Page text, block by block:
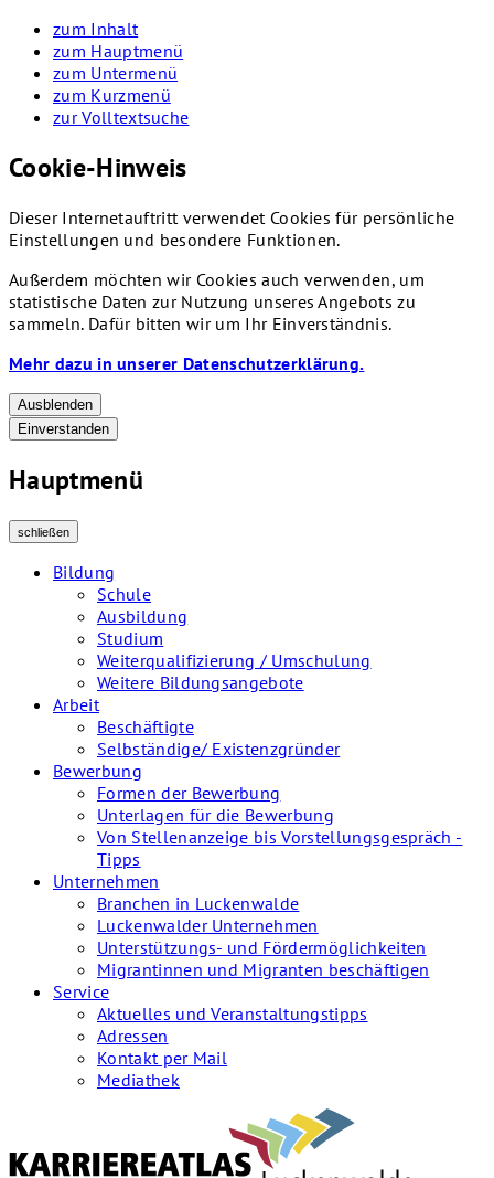
zum Inhalt
zum Hauptmenü
zum Untermenü
zum Kurzmenü
zur Volltextsuche
Cookie-Hinweis
Dieser Internetauftritt verwendet Cookies für persönliche
Einstellungen und besondere Funktionen.
Außerdem möchten wir Cookies auch verwenden, um
statistische Daten zur Nutzung unseres Angebots zu
sammeln. Dafür bitten wir um Ihr Einverständnis.
Mehr dazu in unserer Datenschutzerklärung.
Ausblenden
Einverstanden
Hauptmenü
schließen
Bildung
Schule
Ausbildung
Studium
Weiterqualifizierung / Umschulung
Weitere Bildungsangebote
Arbeit
Beschäftigte
Selbständige/ Existenzgründer
Bewerbung
Formen der Bewerbung
Unterlagen für die Bewerbung
Von Stellenanzeige bis Vorstellungsgespräch -
Tipps
Unternehmen
Branchen in Luckenwalde
Luckenwalder Unternehmen
Unterstützungs- und Fördermöglichkeiten
Migrantinnen und Migranten beschäftigen
Service
Aktuelles und Veranstaltungstipps
Adressen
Kontakt per Mail
Mediathek